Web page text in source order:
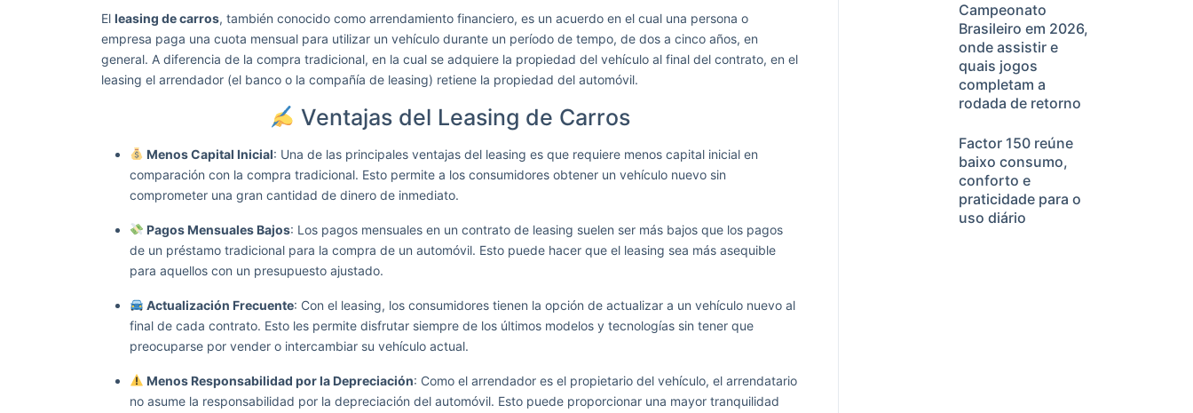
El leasing de carros, también conocido como arrendamiento financiero, es un acuerdo en el cual una persona o
empresa paga una cuota mensual para utilizar un vehículo durante un período de tempo, de dos a cinco años, en
general. A diferencia de la compra tradicional, en la cual se adquiere la propiedad del vehículo al final del contrato, en el
leasing el arrendador (el banco o la compañía de leasing) retiene la propiedad del automóvil.
Ventajas del Leasing de Carros
Menos Capital Inicial: Una de las principales ventajas del leasing es que requiere menos capital inicial en
comparación con la compra tradicional. Esto permite a los consumidores obtener un vehículo nuevo sin
comprometer una gran cantidad de dinero de inmediato.
Pagos Mensuales Bajos: Los pagos mensuales en un contrato de leasing suelen ser más bajos que los pagos
de un préstamo tradicional para la compra de un automóvil. Esto puede hacer que el leasing sea más asequible
para aquellos con un presupuesto ajustado.
Actualización Frecuente: Con el leasing, los consumidores tienen la opción de actualizar a un vehículo nuevo al
final de cada contrato. Esto les permite disfrutar siempre de los últimos modelos y tecnologías sin tener que
preocuparse por vender o intercambiar su vehículo actual.
Menos Responsabilidad por la Depreciación: Como el arrendador es el propietario del vehículo, el arrendatario
no asume la responsabilidad por la depreciación del automóvil. Esto puede proporcionar una mayor tranquilidad
Campeonato
Brasileiro em 2026,
onde assistir e
quais jogos
completam a
rodada de retorno
Factor 150 reúne
baixo consumo,
conforto e
praticidade para o
uso diário